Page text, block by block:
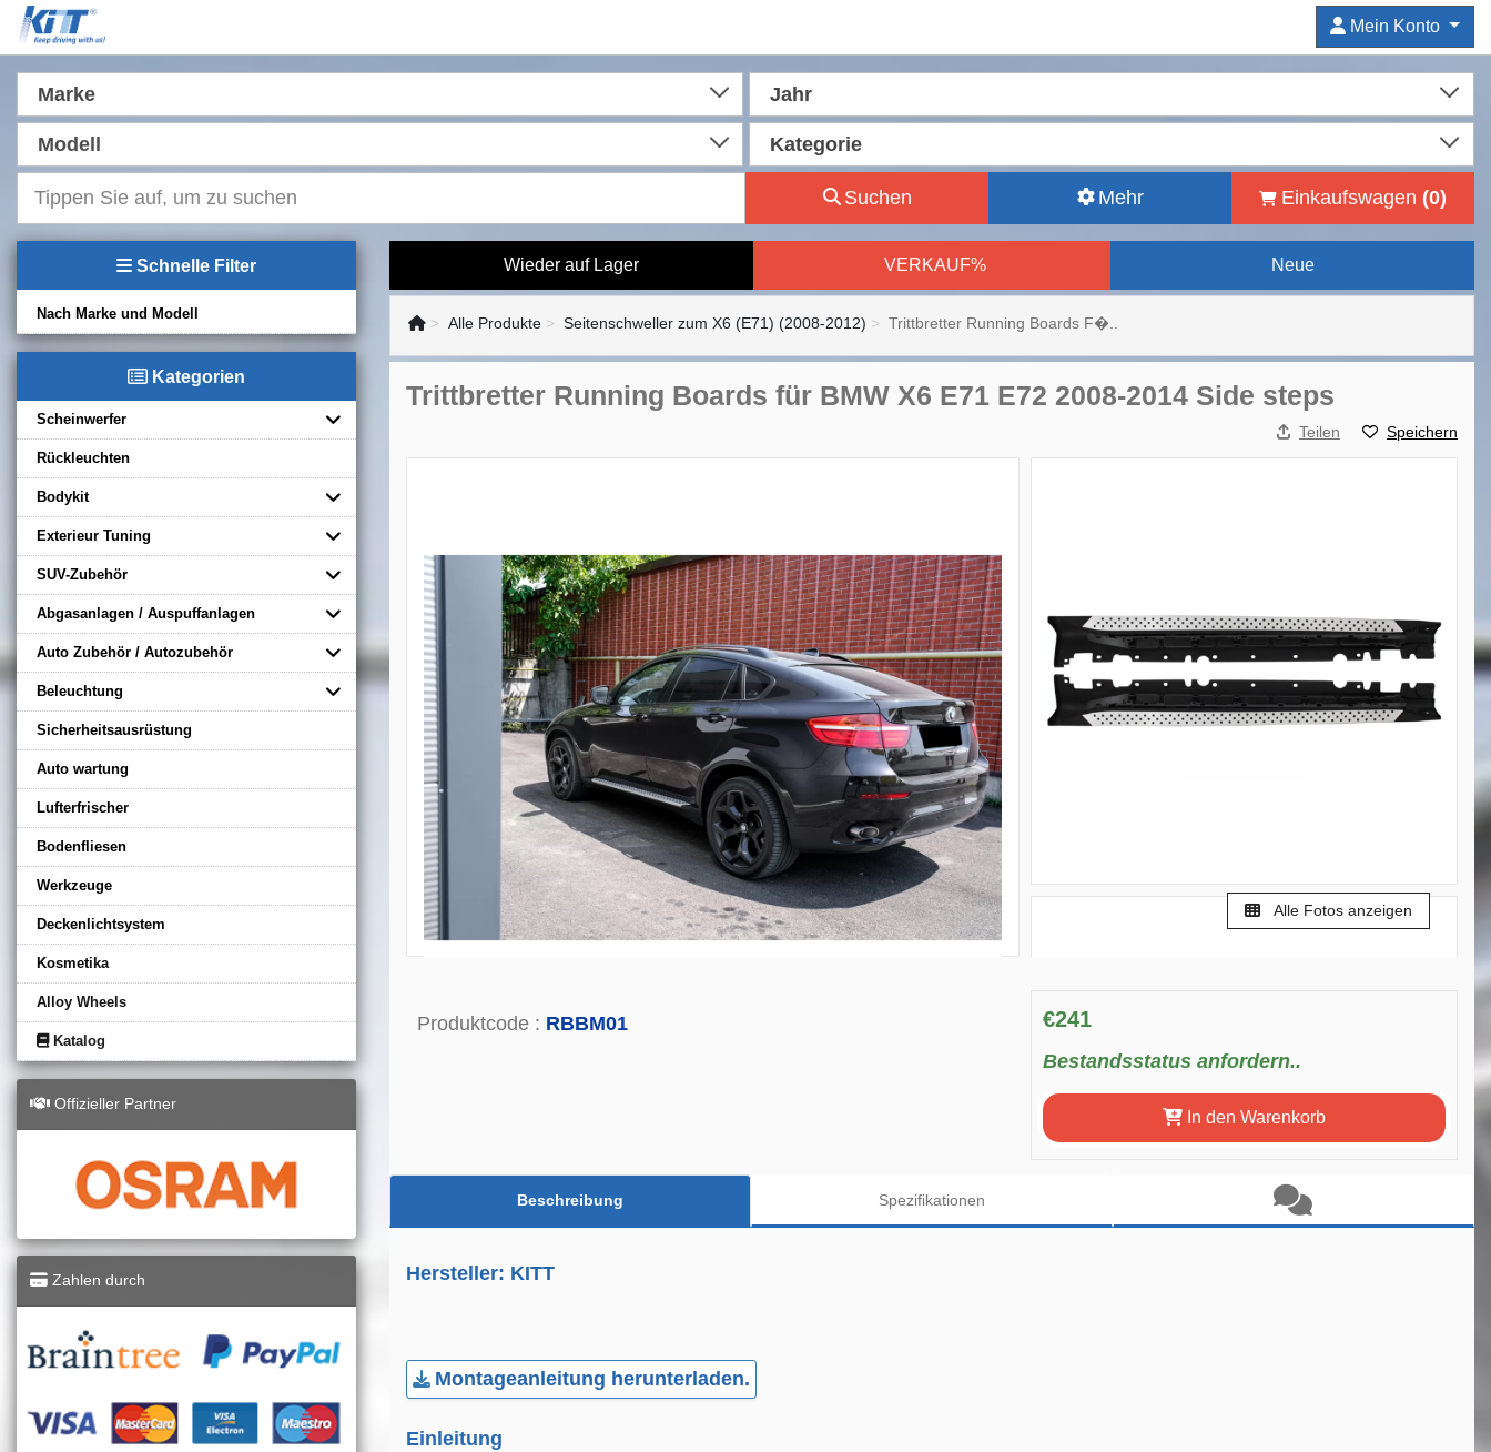
Mein Konto
Marke Jahr
Modell Kategorie
Suchen Mehr Einkaufswagen (0)
Schnelle Filter
Nach Marke und Modell
Kategorien
Scheinwerfer
Rückleuchten
Bodykit
Exterieur Tuning
SUV-Zubehör
Abgasanlagen / Auspuffanlagen
Auto Zubehör / Autozubehör
Beleuchtung
Sicherheitsausrüstung
Auto wartung
Lufterfrischer
Bodenfliesen
Werkzeuge
Deckenlichtsystem
Kosmetika
Alloy Wheels
Katalog
Offizieller Partner
Zahlen durch
Wieder auf Lager VERKAUF% Neue
Alle Produkte Seitenschweller zum X6 (E71) (2008-2012) Trittbretter Running Boards F�..
Trittbretter Running Boards für BMW X6 E71 E72 2008-2014 Side steps
Teilen Speichern
Alle Fotos anzeigen
Produktcode : RBBM01 €241
Bestandsstatus anfordern..
In den Warenkorb
Beschreibung Spezifikationen
Hersteller: KITT
Montageanleitung herunterladen.
Einleitung